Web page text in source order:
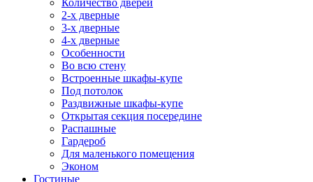
Количество дверей
2-х дверные
3-х дверные
4-х дверные
Особенности
Во всю стену
Встроенные шкафы-купе
Под потолок
Раздвижные шкафы-купе
Открытая секция посередине
Распашные
Гардероб
Для маленького помещения
Эконом
Гостиные